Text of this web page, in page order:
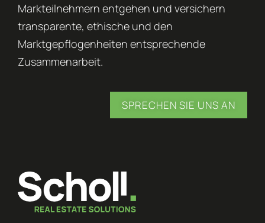
Markteilnehmern entgehen und versichern
transparente, ethische und den
Marktgepflogenheiten entsprechende
Zusammenarbeit.
SPRECHEN SIE UNS AN